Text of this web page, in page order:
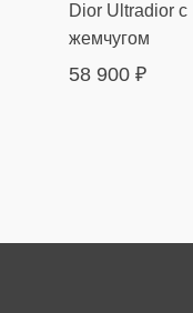
Dior Ultradior с
жемчугом
58 900 ₽